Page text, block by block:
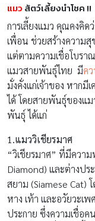
แมว สัตว์เลี้ยงนำโชค !!
การเลี้ยงแมว คุณคงคิดว่
เพื่อน ช่วยสร้างความสุ
แต่ตามความเชื่อโบรา
แมวสายพันธ์ุไทย มีค
มั่งคั่งแก่เจ้าของ หากมี
ได้ โดยสายพันธุ์ของแ
พันธุ์ ได้แก่
1.แมววิเชียรมาศ
“วิเชียรมาศ” ที่มีควา
Diamond) และต่างปร
สยาม (Siamese Cat)
หาง เท้า และอวัยวะเ
ประกาย ซึ่งความเชื่อค